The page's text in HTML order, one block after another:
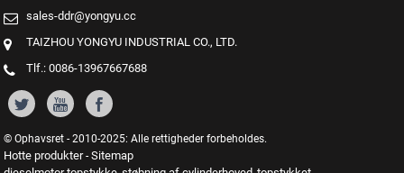
sales-ddr@yongyu.cc
TAIZHOU YONGYU INDUSTRIAL CO., LTD.
Tlf.: 0086-13967667688
© Ophavsret - 2010-2025: Alle rettigheder forbeholdes.
Hotte produkter-Sitemap